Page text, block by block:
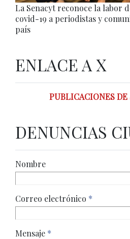
La Senacyt reconoce la labor
covid-19 a periodistas y
país
ENLACE A X
PUBLICACIONES
DENUNCIAS
Nombre
Correo electrónico *
Mensaje *